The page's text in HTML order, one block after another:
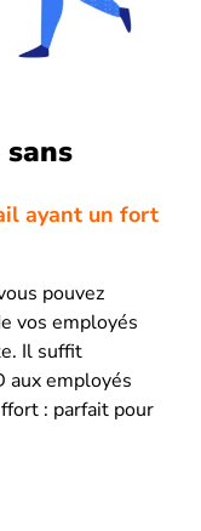
sans
ayant un fort
pouvez
vos employés
Il suffit
aux employés
: parfait pour